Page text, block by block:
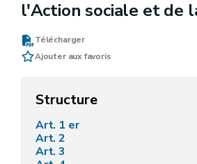
l'Action sociale et de
Télécharger
Ajouter aux favoris
Structure
Art. 1 er
Art. 2
Art. 3